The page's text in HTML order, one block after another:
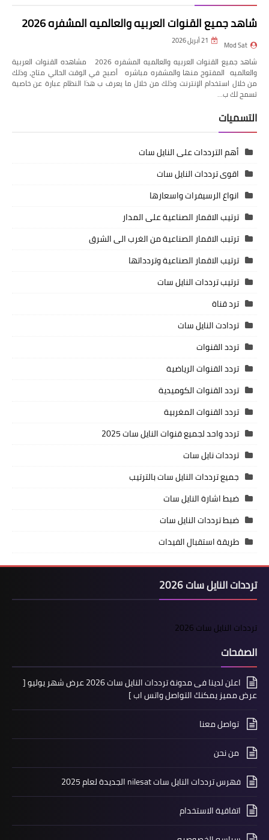
شاهد جميع القنوات العربيه والعالميه المشفره 2026
Mod Sat 21 أبريل 2026
شاهد جميع القنوات العربيه والعالميه المشفره 2026 مشاهده القنوات العربية
والعالميه المفتوح منها والمشفره مباشره أصبح في الوقت الحالي متاح، وذلك
من خلال استخدام الإنترنت وذلك من خلال ما يعرف ب هذا النظام عبارة عن خاصية
تسمح لك ب…
التسميات
أهم الترددات على النايل سات
اقوى ترددات النايل سات
انواع الرسيفرات واسعارها
ترتيب الاقمار الصناعية على المدار
ترتيب الاقمار الصناعية من الغرب الى الشرق
ترتيب الاقمار الصناعية وتردداتها
ترتيب ترددات النايل سات
ترد قناة
تردادت النايل سات
تردد القنوات
تردد القنوات الرياضية
تردد القنوات الكوميدية
تردد القنوات المغربية
تردد واحد لجميع قنوات النايل سات 2025
ترددات نايل سات
جميع ترددات النايل سات بالترتيب
ضبط اشارة النايل سات
ضبط ترددات النايل سات
طريقة استقبال الفيدات
ترددات النايل سات 2026
ترددات النايل سات 2026
الصفحات
اعلن لدينا فى مدونة ترددات النايل سات 2026 عرض شهر يوليو [
عرض مميز يمكنك التواصل واتس اب ]
تواصل معنا
من نحن
فهرس ترددات النايل سات nilesat الجديدة لعام 2025
اتفاقية الاستخدام